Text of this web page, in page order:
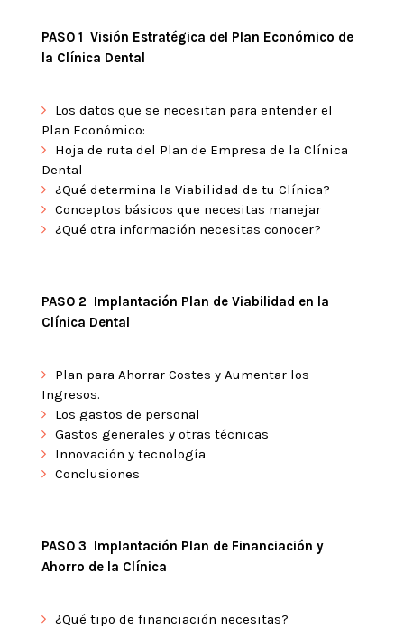
PASO 1 Visión Estratégica del Plan Económico de
la Clínica Dental
Los datos que se necesitan para entender el
Plan Económico:
Hoja de ruta del Plan de Empresa de la Clínica
Dental
¿Qué determina la Viabilidad de tu Clínica?
Conceptos básicos que necesitas manejar
¿Qué otra información necesitas conocer?
PASO 2 Implantación Plan de Viabilidad en la
Clínica Dental
Plan para Ahorrar Costes y Aumentar los
Ingresos.
Los gastos de personal
Gastos generales y otras técnicas
Innovación y tecnología
Conclusiones
PASO 3 Implantación Plan de Financiación y
Ahorro de la Clínica
¿Qué tipo de financiación necesitas?